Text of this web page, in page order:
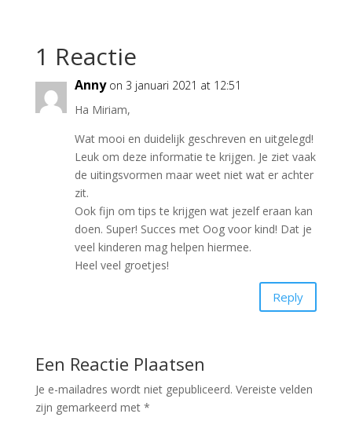
1 Reactie
Anny on 3 januari 2021 at 12:51
Ha Miriam,
Wat mooi en duidelijk geschreven en uitgelegd!
Leuk om deze informatie te krijgen. Je ziet vaak
de uitingsvormen maar weet niet wat er achter
zit.
Ook fijn om tips te krijgen wat jezelf eraan kan
doen. Super! Succes met Oog voor kind! Dat je
veel kinderen mag helpen hiermee.
Heel veel groetjes!
Reply
Een Reactie Plaatsen
Je e-mailadres wordt niet gepubliceerd. Vereiste velden
zijn gemarkeerd met *